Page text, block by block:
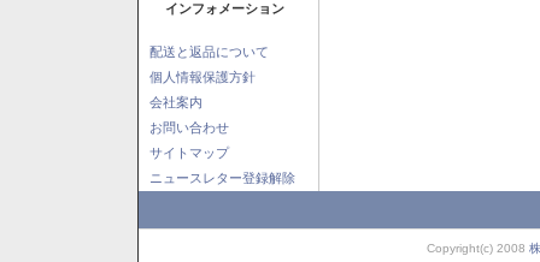
インフォメーション
配送と返品について
個人情報保護方針
会社案内
お問い合わせ
サイトマップ
ニュースレター登録解除
Copyright(c) 2008